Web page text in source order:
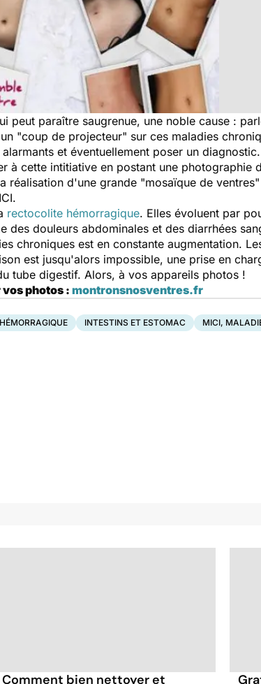
peut paraître saugrenue, une noble cause :
"coup de projecteur" sur ces maladies
et éventuellement poser un
à cette intitiative en postant une photographie
réalisation d'une grande "mosaïque de
rectocolite hémorragique. Elles évoluent par
douleurs abdominales et des diarrhées
chroniques est en constante augmentation.
est jusqu'alors impossible, une prise en
tube digestif. Alors, à vos appareils photos !
photos : montronsnosventres.fr
INTESTINS ET ESTOMAC MICI,
Comment bien nettoyer et